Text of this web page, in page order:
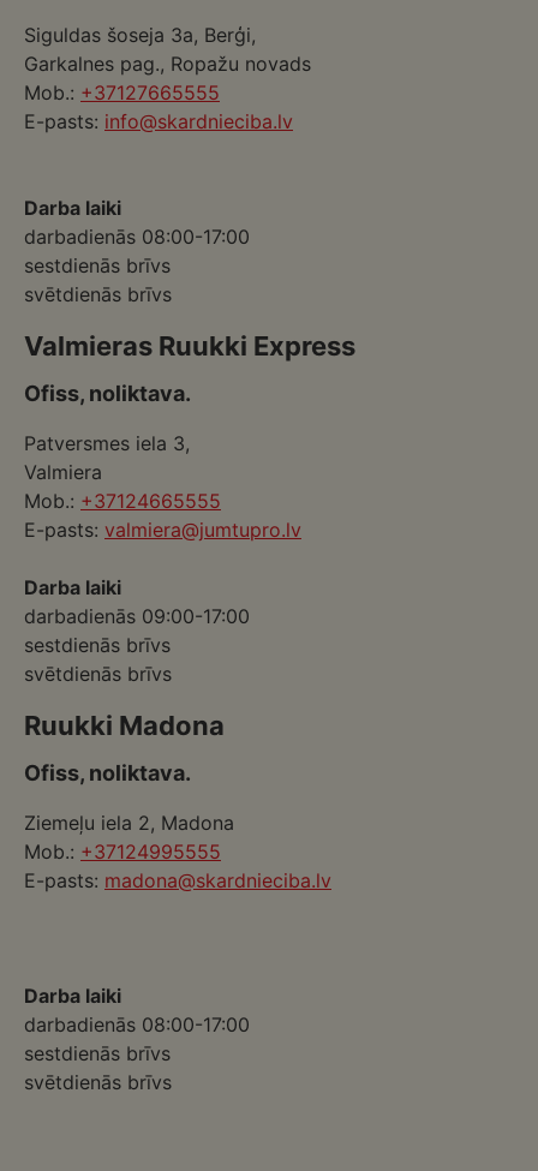
Siguldas šoseja 3a, Berģi,
Garkalnes pag., Ropažu novads
Mob.: +37127665555
E-pasts: info@skardnieciba.lv
Darba laiki
darbadienās 08:00-17:00
sestdienās brīvs
svētdienās brīvs
Valmieras Ruukki Express
Ofiss, noliktava.
Patversmes iela 3,
Valmiera
Mob.: +37124665555
E-pasts: valmiera@jumtupro.lv
Darba laiki
darbadienās 09:00-17:00
sestdienās brīvs
svētdienās brīvs
Ruukki Madona
Ofiss, noliktava.
Ziemeļu iela 2, Madona
Mob.: +37124995555
E-pasts: madona@skardnieciba.lv
Darba laiki
darbadienās 08:00-17:00
sestdienās brīvs
svētdienās brīvs